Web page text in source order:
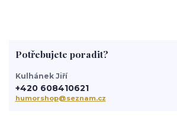
Potřebujete poradit?
Kulhánek Jiří
+420 608410621
humorshop@seznam.cz